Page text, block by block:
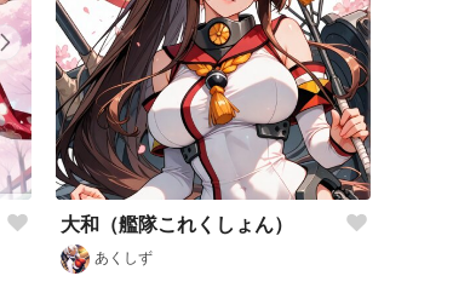
大和（艦隊これくしょん）
あくしず